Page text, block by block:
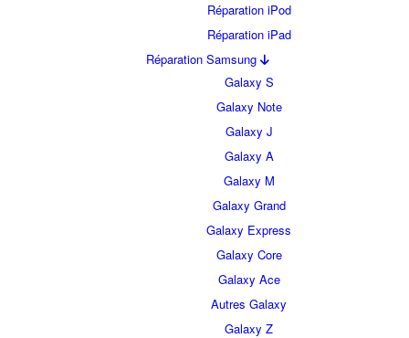
Réparation iPod
Réparation iPad
Réparation Samsung
Galaxy S
Galaxy Note
Galaxy J
Galaxy A
Galaxy M
Galaxy Grand
Galaxy Express
Galaxy Core
Galaxy Ace
Autres Galaxy
Galaxy Z